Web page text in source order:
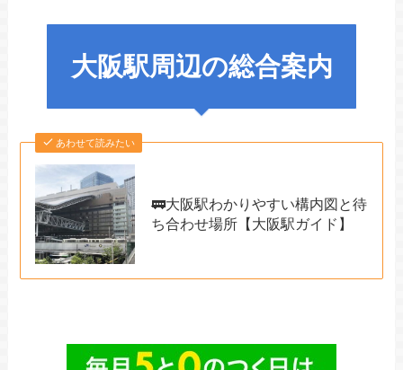
大阪駅周辺の総合案内
あわせて読みたい
🚃大阪駅わかりやすい構内図と待
ち合わせ場所【大阪駅ガイド】